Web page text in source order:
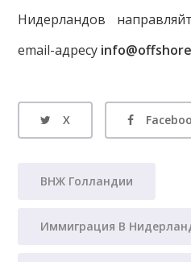
Нидерландов
email-адресу
X
ВНЖ Голландии
Иммиграция В